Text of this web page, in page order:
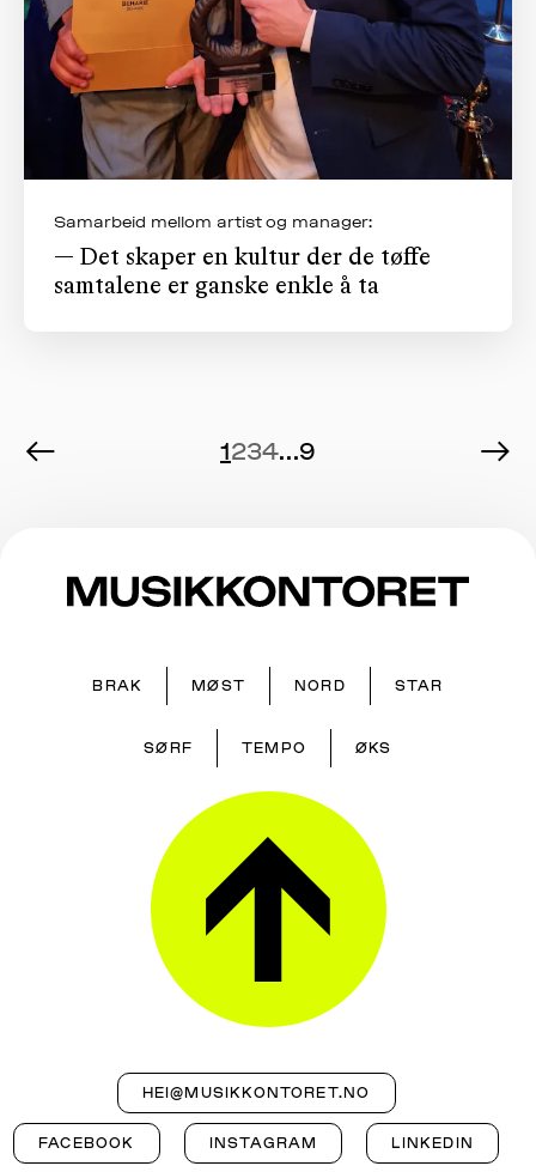
Samarbeid mellom artist og manager:
— Det skaper en kultur der de tøffe
samtalene er ganske enkle å ta
← 1234...9 →
BRAK MØST NORD STAR
SØRF TEMPO ØKS
HEI@MUSIKKONTORET.NO
FACEBOOK INSTAGRAM LINKEDIN